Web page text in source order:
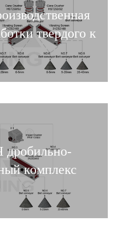
твердого к
дробильно-
комплекс